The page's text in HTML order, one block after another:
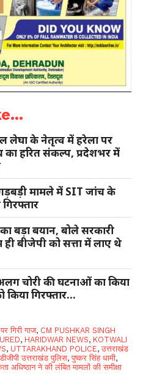
लेघा के नेतृत्व में हरेला पर
हरित संकल्प, प्रदेशभर में
मामले में SIT जांच के
बड़ा बयान, बोले सरकारी
ही बीजेपी को सत्ता में लाए थे
चोरी की घटनाओं का किया
गिरफ्तार…
गिरी गाज, CM PUSHKAR SINGH
, HARIDWAR NEWS, KOTWALI
, UTTARAKHAND POLICE,उत्तराखंड
उत्तराखंड पुलिस,पुष्कर सिंह धामी,
अधिष्ठान ने की लंबित मामलों की समीक्षा